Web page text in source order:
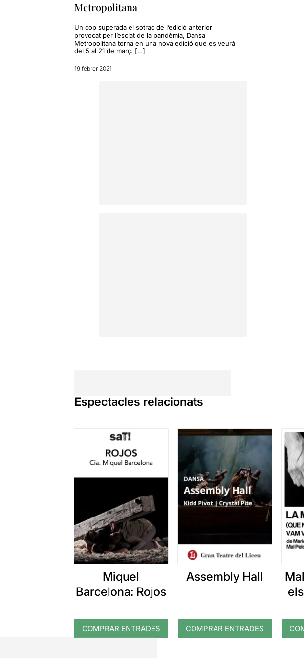
Metropolitana
Un cop superada el sotrac de l’edició anterior
provocat per l’esclat de la pandèmia, Dansa
Metropolitana torna en una nova edició que es veurà
del 5 al 21 de març. […]
19 febrer 2021
Espectacles relacionats
Miquel
Barcelona: Rojos
COMPRAR ENTRADES
Assembly Hall
COMPRAR ENTRADES